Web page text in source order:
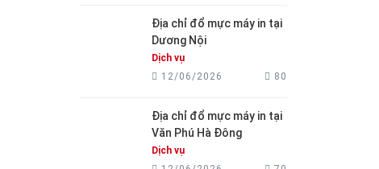
Địa chỉ đổ mực máy in tại
Dương Nội
Dịch vụ
12/06/2026
80
Địa chỉ đổ mực máy in tại
Văn Phú Hà Đông
Dịch vụ